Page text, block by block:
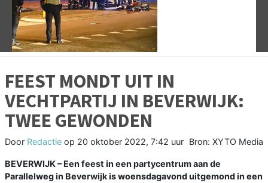
Vorige
FEEST MONDT UIT IN
VECHTPARTIJ IN BEVERWIJK:
TWEE GEWONDEN
Door Redactie op 20 oktober 2022, 7:42 uur Bron: XYTO Media
BEVERWIJK – Een feest in een partycentrum aan de
Parallelweg in Beverwijk is woensdagavond uitgemond in een